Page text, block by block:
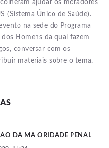
ajudar os moradores
(Sistema Único de Saúde).
na sede do Programa
dos Homens da qual fazem
conversar com os
materiais sobre o tema.
DA MAIORIDADE PENAL